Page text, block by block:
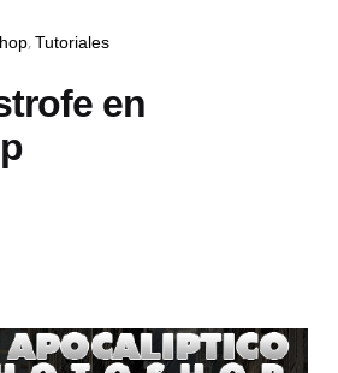
Tutoriales
en